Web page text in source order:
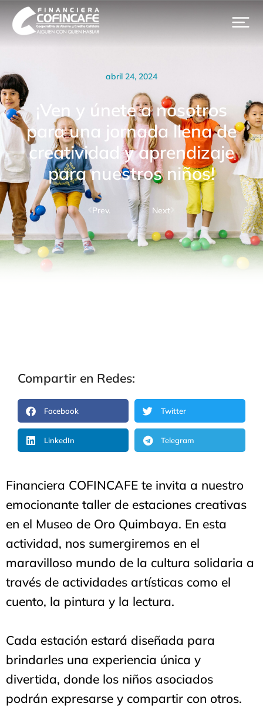
abril 24, 2024
¡Ven y únete a nosotros
para una jornada llena de
creatividad y aprendizaje
para nuestros niños!
Prev. Next
Financiera COFINCAFE te invita a nuestro
emocionante taller de estaciones creativas
en el Museo de Oro Quimbaya. En esta
actividad, nos sumergiremos en el
maravilloso mundo de la cultura solidaria a
través de actividades artísticas como el
cuento, la pintura y la lectura.
Cada estación estará diseñada para
brindarles una experiencia única y
divertida, donde los niños asociados
podrán expresarse y compartir con otros.
Compartir en Redes:
Facebook Twitter
LinkedIn Telegram